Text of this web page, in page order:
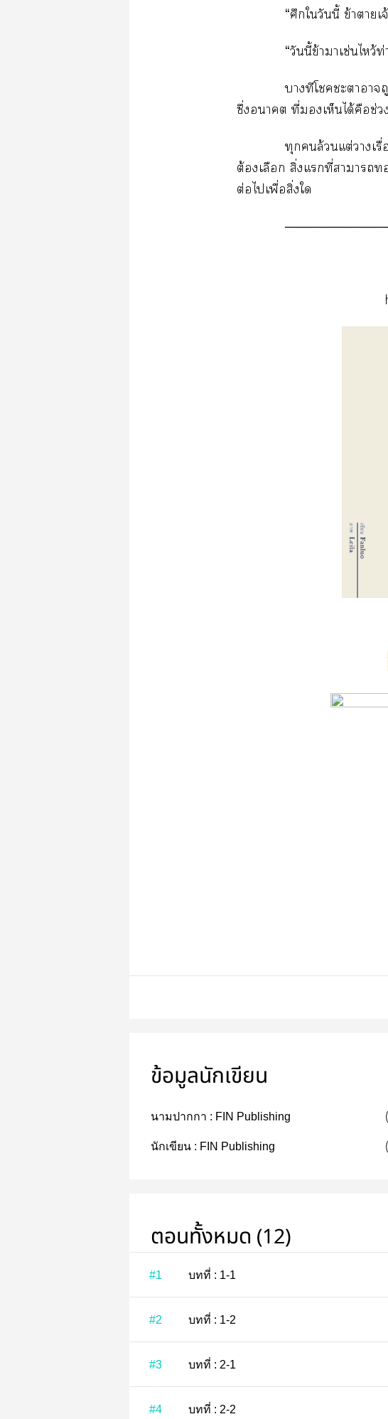
“ศึกใวันนี้ ข้าาเ
“วันนี้ข้ามาเซ่นไหว้
บางทีโะาา
ซึ่งา ที่เห็นได้คือช่ว
ทุกล้วนแต่าเ
ต้องเลือก สิ่งแที่าา
ต่อไเพื่อสิ่งใ
ข้อมูลนักเขียน
นามปากกา : FIN Publishing
นักเขียน : FIN Publishing
ตอนทั้งหมด (12)
#1 บทที่ : 1-1
#2 บทที่ : 1-2
#3 บทที่ : 2-1
#4 บทที่ : 2-2